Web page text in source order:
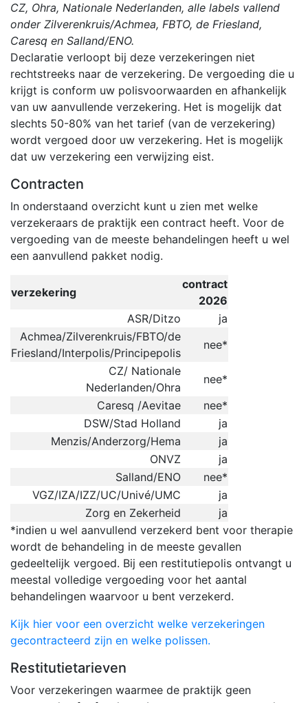
CZ, Ohra, Nationale Nederlanden, alle labels vallend
onder Zilverenkruis/Achmea, FBTO, de Friesland,
Caresq en Salland/ENO.
Declaratie verloopt bij deze verzekeringen niet
rechtstreeks naar de verzekering. De vergoeding die u
krijgt is conform uw polisvoorwaarden en afhankelijk
van uw aanvullende verzekering. Het is mogelijk dat
slechts 50-80% van het tarief (van de verzekering)
wordt vergoed door uw verzekering. Het is mogelijk
dat uw verzekering een verwijzing eist.
Contracten
In onderstaand overzicht kunt u zien met welke
verzekeraars de praktijk een contract heeft. Voor de
vergoeding van de meeste behandelingen heeft u wel
een aanvullend pakket nodig.
verzekering
contract
2026
ASR/Ditzo
ja
Achmea/Zilverenkruis/FBTO/de
Friesland/Interpolis/Principepolis
nee*
CZ/ Nationale
Nederlanden/Ohra
nee*
Caresq /Aevitae
nee*
DSW/Stad Holland
ja
Menzis/Anderzorg/Hema
ja
ONVZ
ja
Salland/ENO
nee*
VGZ/IZA/IZZ/UC/Univé/UMC
ja
Zorg en Zekerheid
ja
*indien u wel aanvullend verzekerd bent voor therapie
wordt de behandeling in de meeste gevallen
gedeeltelijk vergoed. Bij een restitutiepolis ontvangt u
meestal volledige vergoeding voor het aantal
behandelingen waarvoor u bent verzekerd.
Kijk hier voor een overzicht welke verzekeringen
gecontracteerd zijn en welke polissen.
Restitutietarieven
Voor verzekeringen waarmee de praktijk geen